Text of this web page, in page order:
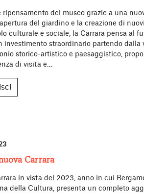
ripensamento del museo grazie a una
del giardino e la creazione di
culturale e sociale, la Carrara pensa al
investimento straordinario partendo dalla
storico-artistico e paesaggistico,
di visita e…
Carrara
in vista del 2023, anno in cui
della Cultura, presenta un completo